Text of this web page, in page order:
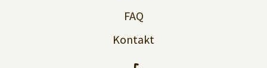
FAQ
Kontakt